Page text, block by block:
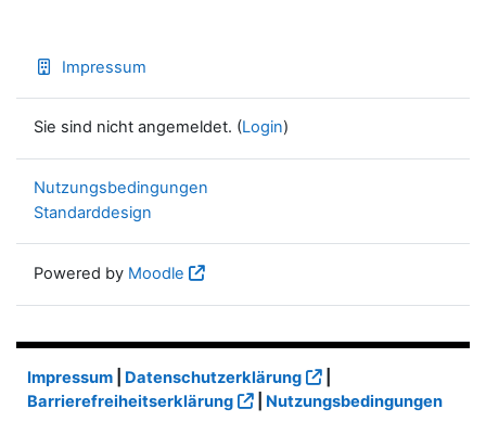
Impressum
Sie sind nicht angemeldet. (Login)
Nutzungsbedingungen
Standarddesign
Powered by Moodle
Impressum Datenschutzerklärung
Barrierefreiheitserklärung
Nutzungsbedingungen